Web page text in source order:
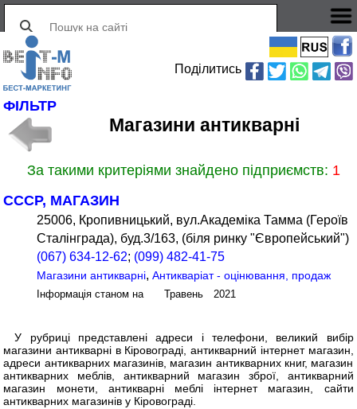
Поділитись
ФІЛЬТР
Магазини антикварні
За такими критеріями знайдено підприємств: 1
СССР, МАГАЗИН
25006, Кропивницький, вул.Академіка Тамма (Героїв
Сталінграда), буд.3/163, (біля ринку "Європейський")
(067) 634-12-62; (099) 482-41-75
Магазини антикварні,Антикваріат - оцінювання, продаж
Інформація станом на Травень 2021
У рубриці представлені адреси і телефони, великий вибір
магазини антикварні в Кіровограді, антикварний інтернет магазин,
адреси антикварних магазинів, магазин антикварних книг, магазин
антикварних меблів, антикварний магазин зброї, антикварний
магазин монети, антикварні меблі інтернет магазин, сайти
антикварних магазинів у Кіровограді.